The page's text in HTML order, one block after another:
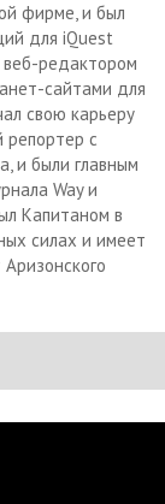
фирме, и был
для iQuest
редактором
сайтами для
свою карьеру
репортер с
и были главным
Way и
Капитаном в
силах и имеет